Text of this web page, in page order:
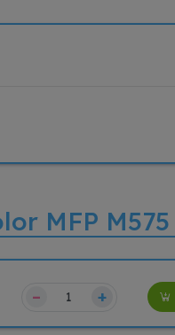
MFP M575
– +